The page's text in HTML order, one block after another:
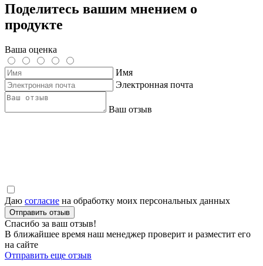
Поделитесь вашим мнением о
продукте
Ваша оценка
Имя
Электронная почта
Ваш отзыв
Даю согласие на обработку моих персональных данных
Отправить отзыв
Спасибо за ваш отзыв!
В ближайшее время наш менеджер проверит и разместит его
на сайте
Отправить еще отзыв